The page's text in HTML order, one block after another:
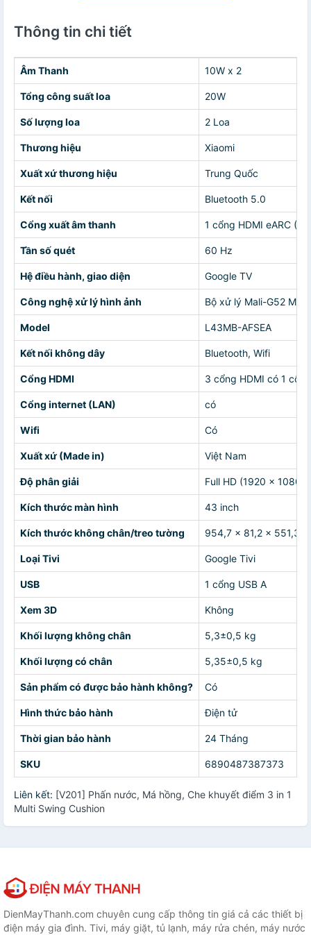
Thông tin chi tiết
Âm Thanh 10W x 2
Tổng công suất loa 20W
Số lượng loa 2 Loa
Thương hiệu Xiaomi
Xuất xứ thương hiệu Trung Quốc
Kết nối Bluetooth 5.0
Cổng xuất âm thanh 1 cổng HDMI eARC
Tần số quét 60 Hz
Hệ điều hành, giao diện Google TV
Công nghệ xử lý hình ảnh Bộ xử lý Mali-G52 MC1
Model L43MB-AFSEA
Kết nối không dây Bluetooth, Wifi
Cổng HDMI 3 cổng HDMI có 1
Cổng internet (LAN) có
Wifi Có
Xuất xứ (Made in) Việt Nam
Độ phân giải Full HD (1920 x 1080)
Kích thước màn hình 43 inch
Kích thước không chân/treo tường 954,7 × 81,2 × 551,3
Loại Tivi Google Tivi
USB 1 cổng USB A
Xem 3D Không
Khối lượng không chân 5,3±0,5 kg
Khối lượng có chân 5,35±0,5 kg
Sản phẩm có được bảo hành không? Có
Hình thức bảo hành Điện tử
Thời gian bảo hành 24 Tháng
SKU 6890487387373
Liên kết: [V201] Phấn nước, Má hồng, Che khuyết điểm 3 in 1
Multi Swing Cushion
DienMayThanh.com chuyên cung cấp thông tin giá cả các thiết bị
điện máy gia đình. Tivi, máy giặt, tủ lạnh, máy rửa chén, máy nước